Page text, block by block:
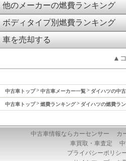
他のメーカーの燃費ランキング
ボディタイプ別燃費ランキング
車を売却する
▲
中古車トップ 中古車メーカー一覧 ダイハツの中
中古車トップ 燃費ランキング ダイハツの燃費ラ
中古車情報ならカーセンサー
カ
車買取・車査定
プライバシーポリシ